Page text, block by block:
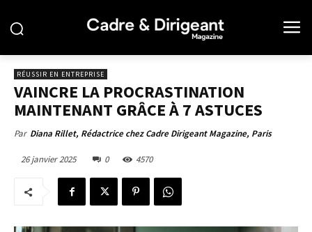
RÉUSSIR EN ENTREPRISE
VAINCRE LA PROCRASTINATION
MAINTENANT GRÂCE À 7 ASTUCES
Par Diana Rillet, Rédactrice chez Cadre Dirigeant Magazine, Paris
26 janvier 2025 0 4570